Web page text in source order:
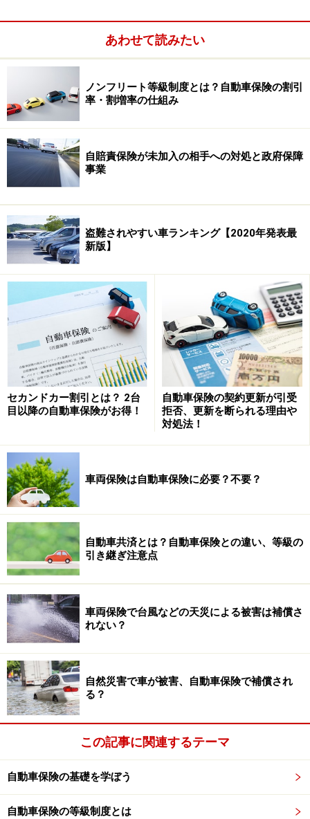
た一人で起こしてしまった事故が真っ先に思い浮かびま
す。これらはドライバーの過失100％となり、自損事故
保険の補償範囲となります。
またぶつかった相手がいる場合でも「センターラインを
オーバーして対向車と衝突」「赤信号で停車中の車に追
突」といった場合なら、これもドライバーの過失
100％。相手の自賠責保険や対人賠償保険で補償を受け
られないので、自損事故保険で補償を受けることになり
自分が加入しているのに
知られていない自損事故保険
この自損事故保険は対人賠償保険に加入すれば自動付帯
される保険です。事故の際には搭乗者傷害保険と別に支
払われます。保険金額は以下の通りです。
■死亡時1500万円
■後遺障害保険金50万円～2000万円
■介護費用保険金 200万円～350万円
■医療保険金として
入院1日6000円
通院1日4000円
このようにしっかりした補償がある保険ですが、ご自分
の加入を知らない契約者が多いようです。事故を起こし
断せずに、まずは保険会社の担当者に聞いてみましょ
あわせて読みたい
ノンフリート等級制度とは？自動車保険の割引
率・割増率の仕組み
自賠責保険が未加入の相手への対処と政府保障
事業
盗難されやすい車ランキング【2020年発表最
新版】
セカンドカー割引とは？ 2台
目以降の自動車保険がお得！
自動車保険の契約更新が引受
拒否、更新を断られる理由や
対処法！
車両保険は自動車保険に必要？不要？
自動車共済とは？自動車保険との違い、等級の
引き継ぎ注意点
車両保険で台風などの天災による被害は補償さ
れない？
自然災害で車が被害、自動車保険で補償され
る？
この記事に関連するテーマ
自動車保険の基礎を学ぼう
自動車保険の等級制度とは